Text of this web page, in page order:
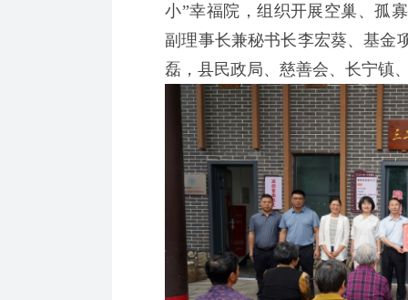
小”幸福院，组织开展空巢、孤
副理事长兼秘书长李宏葵、基金
磊，县民政局、慈善会、长宁镇